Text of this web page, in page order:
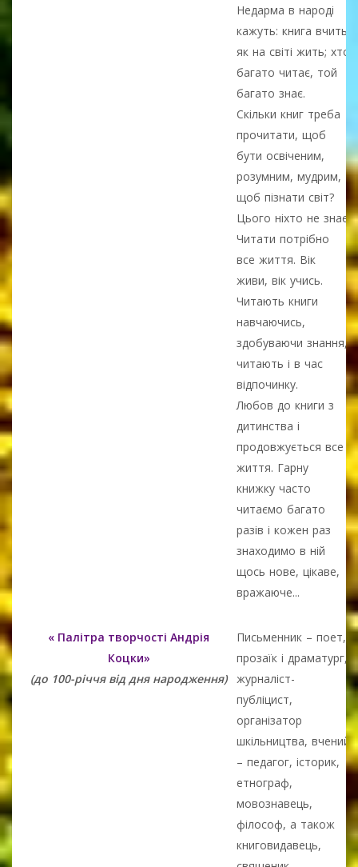
Недарма в народі
кажуть: книга вчить
як на світі жить; хто
багато читає, той
багато знає.
Скільки книг треба
прочитати, щоб
бути освіченим,
розумним, мудрим,
щоб пізнати світ?
Цього ніхто не знає.
Читати потрібно
все життя. Вік
живи, вік учись.
Читають книги
навчаючись,
здобуваючи знання,
читають і в час
відпочинку.
Любов до книги з
дитинства і
продовжується все
життя. Гарну
книжку часто
читаємо багато
разів і кожен раз
знаходимо в ній
щось нове, цікаве,
вражаюче...
« Палітра творчості Андрія
Коцки»
(до 100-річчя від дня народження)
Письменник – поет,
прозаїк і драматург,
журналіст-
публіцист,
організатор
шкільництва, вчений
– педагог, історик,
етнограф,
мовознавець,
філософ, а також
книговидавець,